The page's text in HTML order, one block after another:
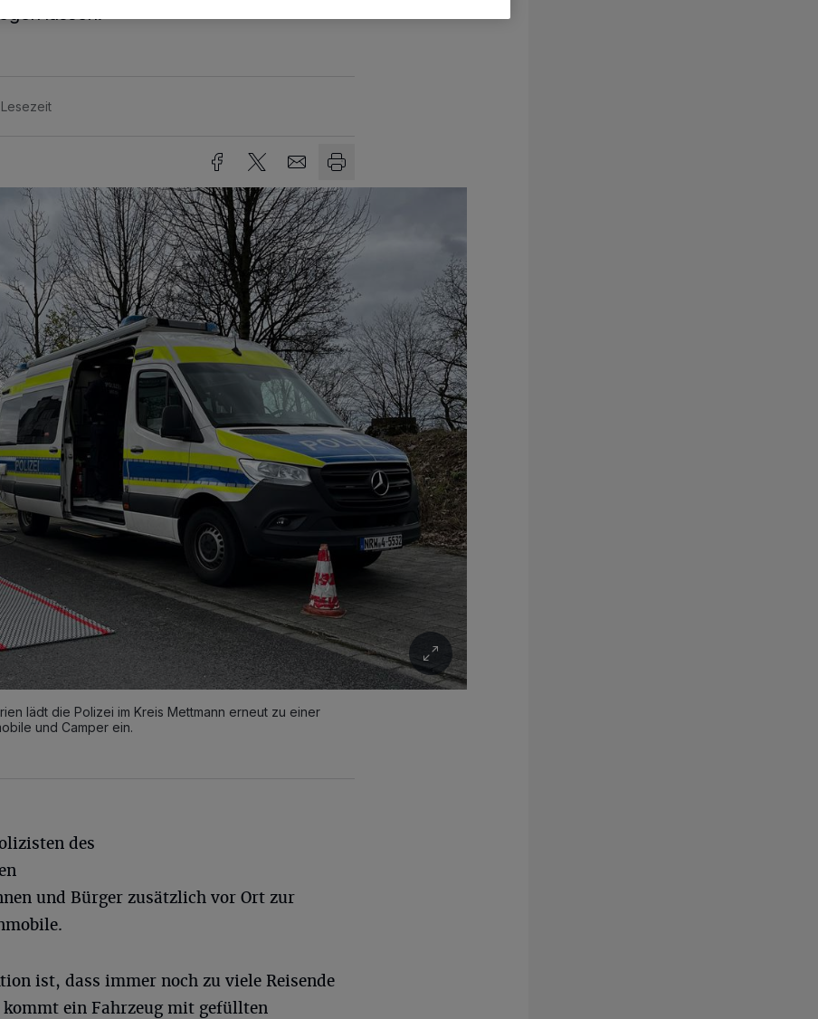
lassen.
lädt die Polizei im Kreis Mettmann erneut zu einer
und Camper ein.
des
und Bürger zusätzlich vor Ort zur
ist, dass immer noch zu viele Reisende
kommt ein Fahrzeug mit gefüllten